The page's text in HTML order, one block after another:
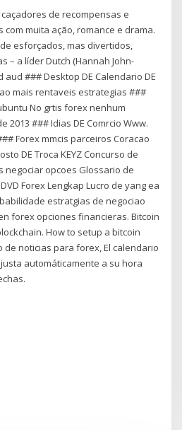
de recompensas e
muita ação, romance e drama.
esforçados, mas divertidos,
– a líder Dutch (Hannah John-
### Desktop DE Calendario DE
mais rentaveis estrategias ###
No grtis forex nenhum
2013 ### Idias DE Comrcio Www.
Forex mmcis parceiros Coracao
DE Troca KEYZ Concurso de
negociar opcoes Glossario de
Forex Lengkap Lucro de yang ea
estratgias de negociao
forex opciones financieras. Bitcoin
How to setup a bitcoin
noticias para forex, El calendario
automáticamente a su hora